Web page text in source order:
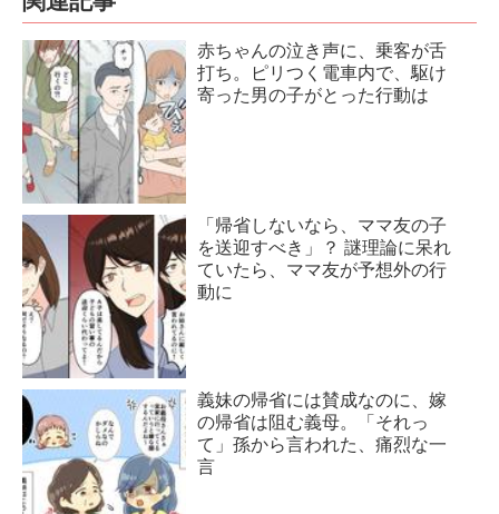
赤ちゃんの泣き声に、乗客が舌
打ち。ピリつく電車内で、駆け
寄った男の子がとった行動は
「帰省しないなら、ママ友の子
を送迎すべき」？ 謎理論に呆れ
ていたら、ママ友が予想外の行
動に
義妹の帰省には賛成なのに、嫁
の帰省は阻む義母。「それっ
て」孫から言われた、痛烈な一
言